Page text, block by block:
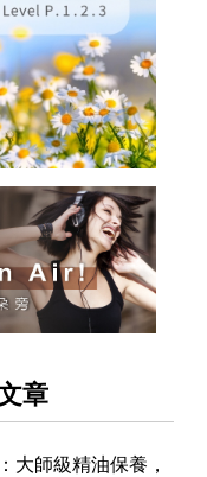
章
大師級精油保養，